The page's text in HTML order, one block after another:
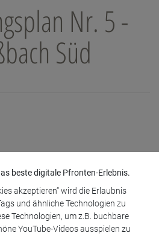
Nr. 5 -
Süd
- Plan
- Satzung
beste digitale Pfronten-Erlebnis.
akzeptieren“ wird die Erlaubnis
und ähnliche Technologien zu
Technologien, um z.B. buchbare
YouTube-Videos ausspielen zu